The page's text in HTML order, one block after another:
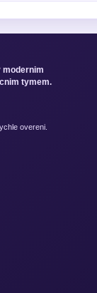
modernim
tymem.
overeni.